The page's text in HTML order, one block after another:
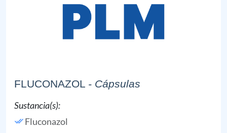
FLUCONAZOL - Cápsulas
Sustancia(s):
Fluconazol